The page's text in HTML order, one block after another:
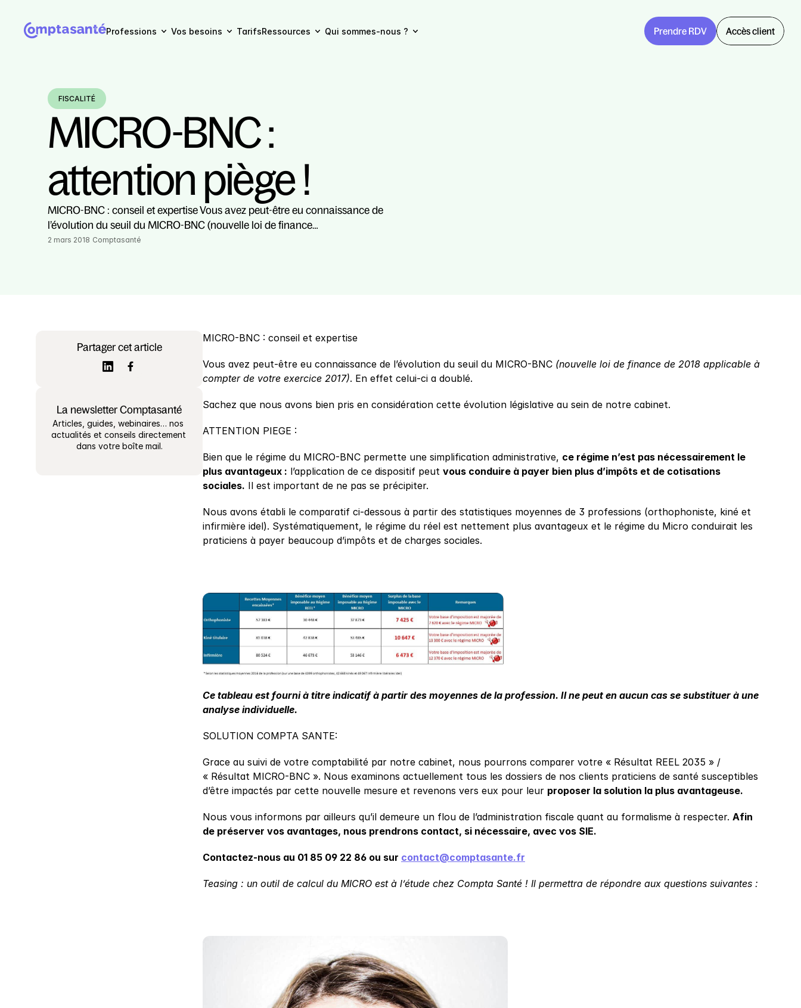
Professions Vos besoins TarifsRessources Qui sommes-nous ? Prendre RDV Accès client
FISCALITÉ
MICRO-BNC :
attention piège !
MICRO-BNC : conseil et expertise Vous avez peut-être eu connaissance de
l’évolution du seuil du MICRO-BNC (nouvelle loi de finance…
2 mars 2018 Comptasanté
Partager cet article
La newsletter Comptasanté
Articles, guides, webinaires… nos
actualités et conseils directement
dans votre boîte mail.
MICRO-BNC : conseil et expertise
Vous avez peut-être eu connaissance de l’évolution du seuil du MICRO-BNC (nouvelle loi de finance de 2018 applicable à
compter de votre exercice 2017). En effet celui-ci a doublé.
Sachez que nous avons bien pris en considération cette évolution législative au sein de notre cabinet.
ATTENTION PIEGE :
Bien que le régime du MICRO-BNC permette une simplification administrative, ce régime n’est pas nécessairement le
plus avantageux : l’application de ce dispositif peut vous conduire à payer bien plus d’impôts et de cotisations
sociales. Il est important de ne pas se précipiter.
Nous avons établi le comparatif ci-dessous à partir des statistiques moyennes de 3 professions (orthophoniste, kiné et
infirmière idel). Systématiquement, le régime du réel est nettement plus avantageux et le régime du Micro conduirait les
praticiens à payer beaucoup d’impôts et de charges sociales.
Ce tableau est fourni à titre indicatif à partir des moyennes de la profession. Il ne peut en aucun cas se substituer à une
analyse individuelle.
SOLUTION COMPTA SANTE:
Grace au suivi de votre comptabilité par notre cabinet, nous pourrons comparer votre « Résultat REEL 2035 » /
« Résultat MICRO-BNC ». Nous examinons actuellement tous les dossiers de nos clients praticiens de santé susceptibles
d’être impactés par cette nouvelle mesure et revenons vers eux pour leur proposer la solution la plus avantageuse.
Nous vous informons par ailleurs qu’il demeure un flou de l’administration fiscale quant au formalisme à respecter. Afin
de préserver vos avantages, nous prendrons contact, si nécessaire, avec vos SIE.
Contactez-nous au 01 85 09 22 86 ou sur contact@comptasante.fr
Teasing : un outil de calcul du MICRO est à l’étude chez Compta Santé ! Il permettra de répondre aux questions suivantes :